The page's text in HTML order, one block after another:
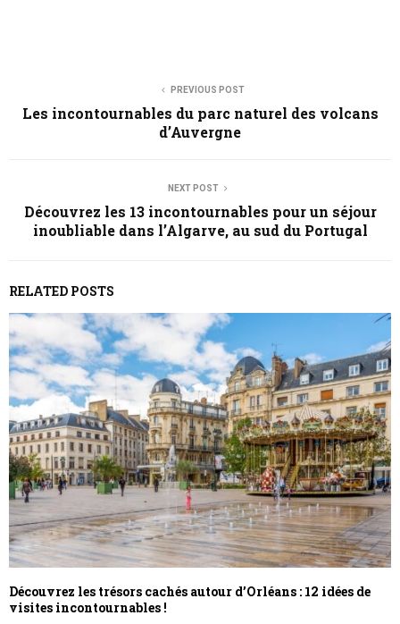
PREVIOUS POST
Les incontournables du parc naturel des volcans
d’Auvergne
NEXT POST
Découvrez les 13 incontournables pour un séjour
inoubliable dans l’Algarve, au sud du Portugal
RELATED POSTS
Découvrez les trésors cachés autour d’Orléans : 12 idées de
visites incontournables !